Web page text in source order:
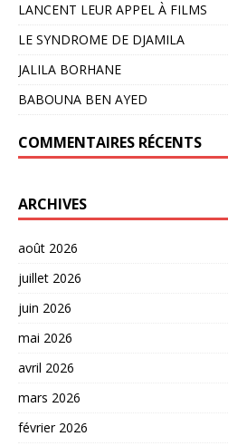
LANCENT LEUR APPEL À FILMS
LE SYNDROME DE DJAMILA
JALILA BORHANE
BABOUNA BEN AYED
COMMENTAIRES RÉCENTS
ARCHIVES
août 2026
juillet 2026
juin 2026
mai 2026
avril 2026
mars 2026
février 2026